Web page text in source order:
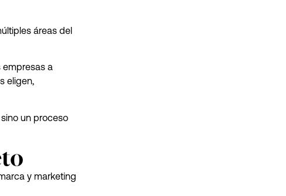
áreas del
empresas a
eligen,
un proceso
y marketing